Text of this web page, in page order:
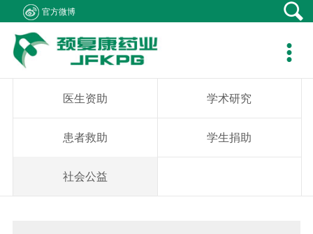
官方微博

产品中心
产品在线
新闻资讯
公司新闻
社会责任
医生资助
社会公益
客户支持
资料下载
人力资源
职位招聘
关于我们
集团概况
企业文化
联系我们
产品疾病咨询
销售业务咨询
综合事务咨询
医生资助 学术研究
患者救助 学生捐助
社会公益